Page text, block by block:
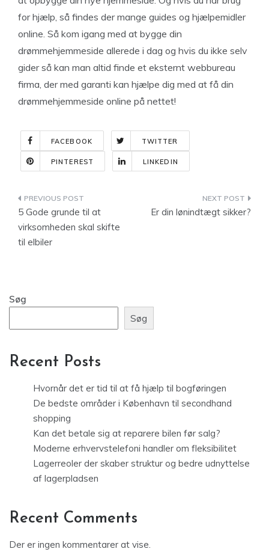
for hjælp, så findes der mange guides og hjælpemidler
online. Så kom igang med at bygge din
drømmehjemmeside allerede i dag og hvis du ikke selv
gider så kan man altid finde et eksternt webbureau
firma, der med garanti kan hjælpe dig med at få din
drømmehjemmeside online på nettet!
FACEBOOK TWITTER
PINTEREST LINKEDIN
Indlægsnavigation
5 Gode grunde til at
virksomheden skal skifte
til elbiler
Er din lønindtægt sikker?
Søg
Søg
Recent Posts
Hvornår det er tid til at få hjælp til bogføringen
De bedste områder i København til secondhand
shopping
Kan det betale sig at reparere bilen før salg?
Moderne erhvervstelefoni handler om fleksibilitet
Lagerreoler der skaber struktur og bedre udnyttelse
af lagerpladsen
Recent Comments
Der er ingen kommentarer at vise.